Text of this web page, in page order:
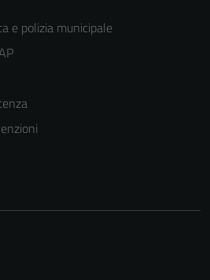
e polizia municipale